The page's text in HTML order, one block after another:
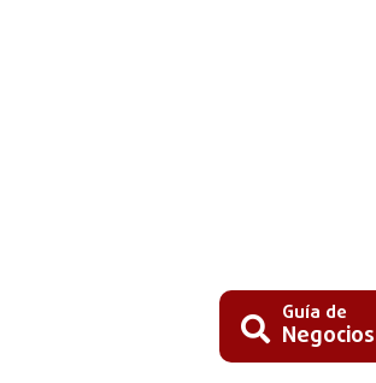
Guía de